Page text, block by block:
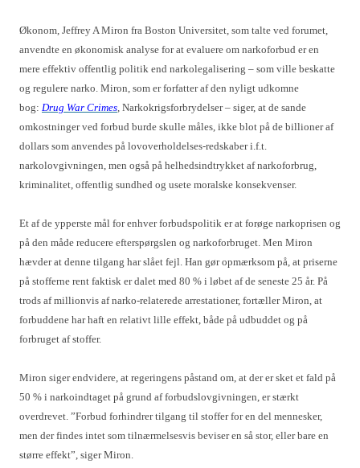
Økonom, Jeffrey A Miron fra Boston Universitet, som talte ved forumet,
anvendte en økonomisk analyse for at evaluere om narkoforbud er en
mere effektiv offentlig politik end narkolegalisering – som ville beskatte
og regulere narko. Miron, som er forfatter af den nyligt udkomne
bog: Drug War Crimes, Narkokrigsforbrydelser – siger, at de sande
omkostninger ved forbud burde skulle måles, ikke blot på de billioner af
dollars som anvendes på lovoverholdelses-redskaber i.f.t.
narkolovgivningen, men også på helhedsindtrykket af narkoforbrug,
kriminalitet, offentlig sundhed og usete moralske konsekvenser.
Et af de ypperste mål for enhver forbudspolitik er at forøge narkoprisen og
på den måde reducere efterspørgslen og narkoforbruget. Men Miron
hævder at denne tilgang har slået fejl. Han gør opmærksom på, at priserne
på stofferne rent faktisk er dalet med 80 % i løbet af de seneste 25 år. På
trods af millionvis af narko-relaterede arrestationer, fortæller Miron, at
forbuddene har haft en relativt lille effekt, både på udbuddet og på
forbruget af stoffer.
Miron siger endvidere, at regeringens påstand om, at der er sket et fald på
50 % i narkoindtaget på grund af forbudslovgivningen, er stærkt
overdrevet. ”Forbud forhindrer tilgang til stoffer for en del mennesker,
men der findes intet som tilnærmelsesvis beviser en så stor, eller bare en
større effekt”, siger Miron.